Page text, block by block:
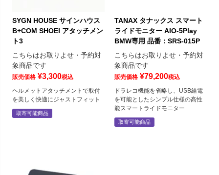
SYGN HOUSE サインハウス
B+COM SHOEI アタッチメン
ト3
こちらはお取りよせ・予約対
象商品です
販売価格 ¥3,300税込
ヘルメットアタッチメントで取付
を美しく快適にジャストフィット
取寄可能商品
TANAX タナックス スマート
ライドモニター AIO-5Play
BMW専用 品番：SRS-015P
こちらはお取りよせ・予約対
象商品です
販売価格 ¥79,200税込
ドラレコ機能を省略し、USB給電
を可能としたシンプル仕様の高性
能スマートライドモニター
取寄可能商品